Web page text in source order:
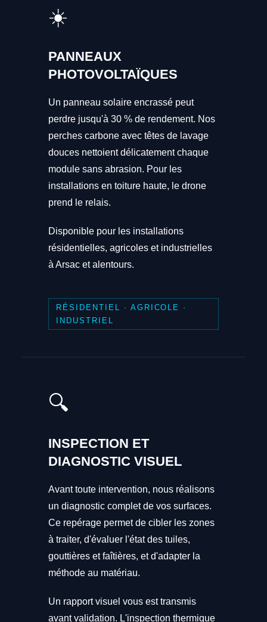
☀️
PANNEAUX
PHOTOVOLTAÏQUES
Un panneau solaire encrassé peut
perdre jusqu'à 30 % de rendement. Nos
perches carbone avec têtes de lavage
douces nettoient délicatement chaque
module sans abrasion. Pour les
installations en toiture haute, le drone
prend le relais.
Disponible pour les installations
résidentielles, agricoles et industrielles
à Arsac et alentours.
RÉSIDENTIEL · AGRICOLE ·
INDUSTRIEL
🔍
INSPECTION ET
DIAGNOSTIC VISUEL
Avant toute intervention, nous réalisons
un diagnostic complet de vos surfaces.
Ce repérage permet de cibler les zones
à traiter, d'évaluer l'état des tuiles,
gouttières et faîtières, et d'adapter la
méthode au matériau.
Un rapport visuel vous est transmis
avant validation. L'inspection thermique